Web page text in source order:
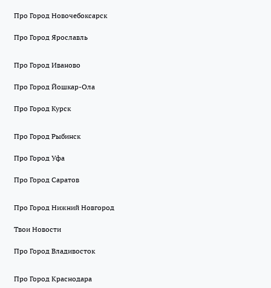
Про Город Новочебоксарск
Про Город Ярославль
Про Город Иваново
Про Город Йошкар-Ола
Про Город Курск
Про Город Рыбинск
Про Город Уфа
Про Город Саратов
Про Город Нижний Новгород
Твои Новости
Про Город Владивосток
Про Город Краснодара